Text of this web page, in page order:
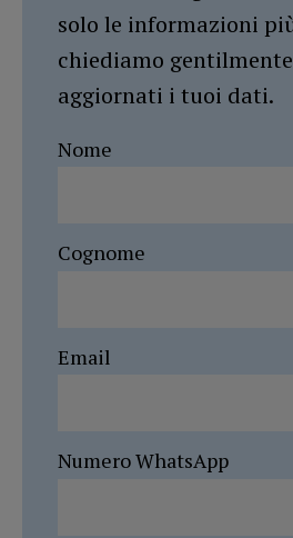
solo le informazioni
chiediamo
aggiornati i tuoi dati.
Nome
Cognome
Email
Numero WhatsApp